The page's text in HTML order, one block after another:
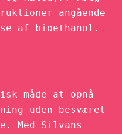
angående
af bioethanol.
måde at opnå
uden besværet
Med Silvans